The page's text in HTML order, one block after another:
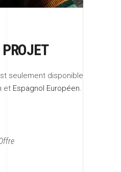
seulement disponible
et Espagnol Européen.